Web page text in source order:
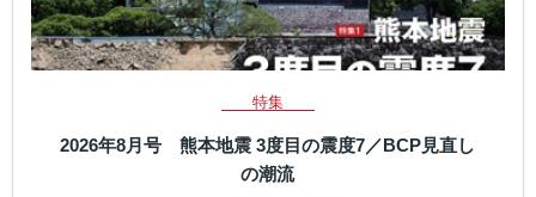
特集
2026年8月号 熊本地震 3度目の震度7／BCP見直し
の潮流